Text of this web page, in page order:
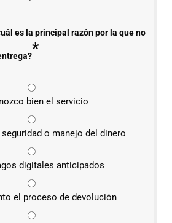
es la principal razón por la que no
*
bien el servicio
o manejo del dinero
digitales anticipados
el proceso de devolución